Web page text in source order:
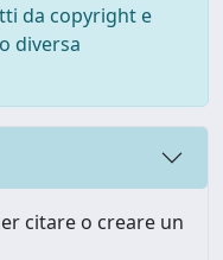
da copyright e
diversa
citare o creare un